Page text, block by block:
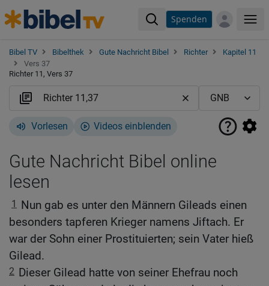
Spenden
Bibel TV Bibelthek Gute Nachricht Bibel Richter
Kapitel 11
Vers 37
Richter 11, Vers 37
Vorlesen Videos einblenden
Gute Nachricht Bibel online
lesen
1 Nun gab es unter den Männern Gileads einen
besonders tapferen Krieger namens Jiftach. Er
war der Sohn einer Prostituierten; sein Vater hieß
Gilead.
2 Dieser Gilead hatte von seiner Ehefrau noch